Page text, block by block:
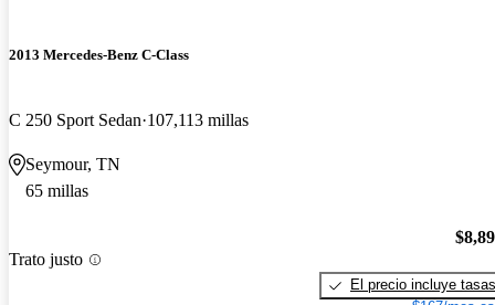
2013 Mercedes-Benz C-Class
C 250 Sport Sedan 107,113 millas
Seymour, TN
65 millas
Trato justo
El precio incluye tasas